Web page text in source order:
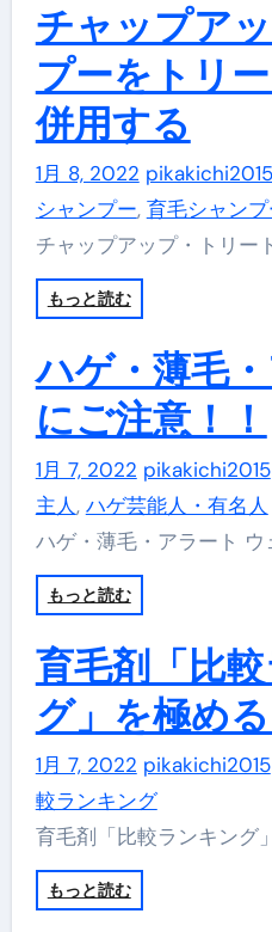
チャップア
プーをトリ
併用する
1月 8, 2022 pikakichi2015
シャンプー, 育毛シャンプ
チャップアップ・トリ
もっと読む
ハゲ・薄毛
にご注意！！
1月 7, 2022 pikakichi2015
主人, ハゲ芸能人・有名人
ハゲ・薄毛・アラート
もっと読む
育毛剤「比
グ」を極める
1月 7, 2022 pikakichi2015
較ランキング
育毛剤「比較ランキン
もっと読む